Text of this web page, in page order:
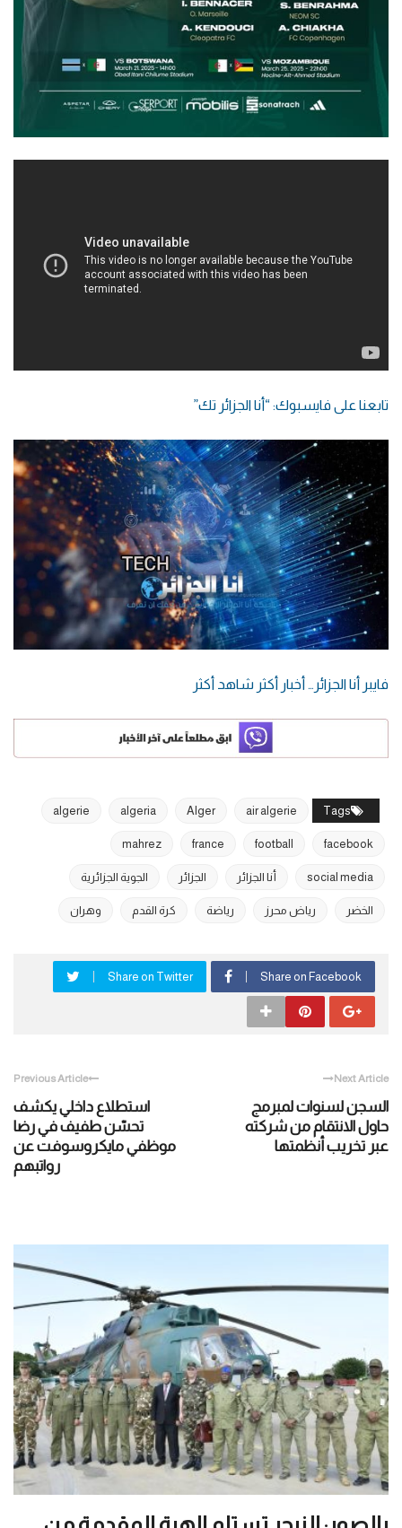
تابعنا على فايسبوك: “أنا الجزائر تك”
فايبر أنا الجزائر… أخبار أكثر شاهد أكثر
Tags
air algerie
Alger
algeria
algerie
facebook
football
france
mahrez
social media أنا الجزائر الجزائر الجوية الجزائرية
الخضر رياض محرز رياضة كرة القدم وهران
Share on Facebook
Share on Twitter
Previous Article
استطلاع داخلي يكشف
تحسّن طفيف في رضا
موظفي مايكروسوفت عن
رواتبهم
Next Article
السجن لسنوات لمبرمج
حاول الانتقام من شركته
عبر تخريب أنظمتها